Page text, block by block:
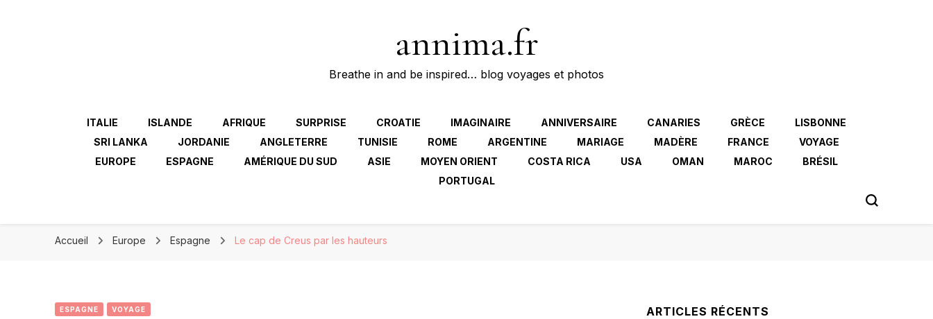
annima.fr
Breathe in and be inspired… blog voyages et photos
ITALIE ISLANDE AFRIQUE SURPRISE CROATIE IMAGINAIRE ANNIVERSAIRE CANARIES GRÈCE
LISBONNE
SRI LANKA
JORDANIE ANGLETERRE TUNISIE ROME ARGENTINE MARIAGE MADÈRE FRANCE
VOYAGE
EUROPE
ESPAGNE AMÉRIQUE DU SUD ASIE MOYEN ORIENT COSTA RICA USA OMAN MAROC
BRÉSIL
PORTUGAL
Accueil Europe Espagne Le cap de Creus par les hauteurs
ESPAGNE VOYAGE ARTICLES RÉCENTS